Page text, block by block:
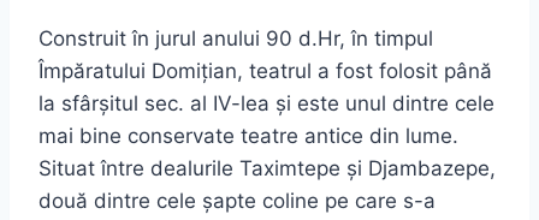
Construit în jurul anului 90 d.Hr, în timpul
Împăratului Domițian, teatrul a fost folosit până
la sfârșitul sec. al IV-lea și este unul dintre cele
mai bine conservate teatre antice din lume.
Situat între dealurile Taximtepe și Djambazepe,
două dintre cele șapte coline pe care s-a